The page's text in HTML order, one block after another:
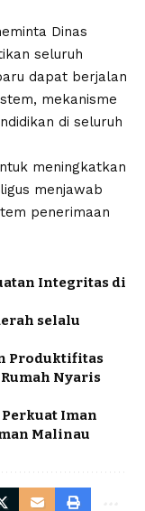
Dinas
seluruh
dapat berjalan
mekanisme
di seluruh
meningkatkan
menjawab
penerimaan
Integritas di
selalu
Produktifitas
Nyaris
Iman
Malinau